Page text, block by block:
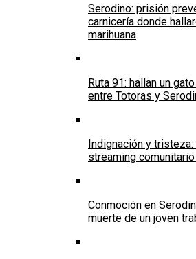
Serodino: prisión
carnicería donde
marihuana
Ruta 91: hallan un
entre Totoras y
Indignación y
streaming
Conmoción en
muerte de un joven